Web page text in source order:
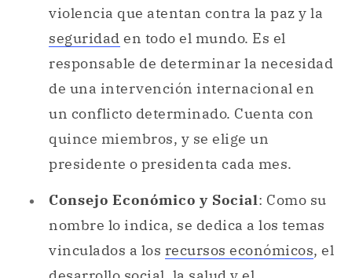
un conflicto determinado. Cuenta con
quince miembros, y se elige un
presidente o presidenta cada mes.
Consejo Económico y Social
: Como su
nombre lo indica, se dedica a los temas
vinculados a los
recursos económicos
medioambiente, y a la cooperación
internacionalpara fomentarlos. Se
encarga de analizar las problemáticas,